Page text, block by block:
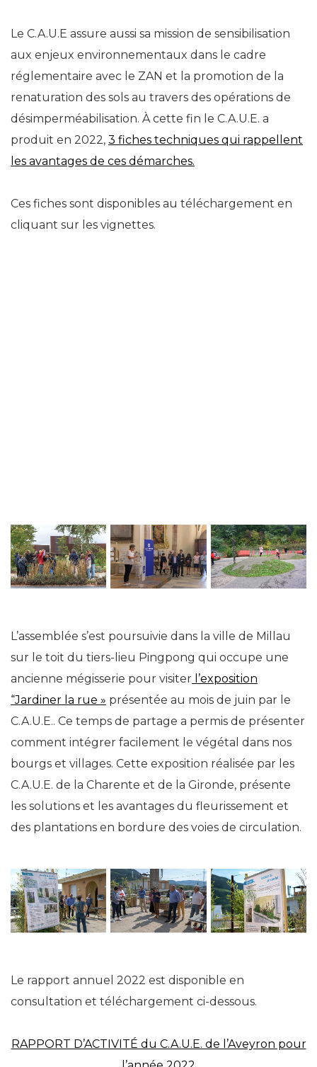
Le C.A.U.E assure aussi sa mission de sensibilisation
aux enjeux environnementaux dans le cadre
réglementaire avec le ZAN et la promotion de la
renaturation des sols au travers des opérations de
désimperméabilisation. À cette fin le C.A.U.E. a
produit en 2022, 3 fiches techniques qui rappellent
les avantages de ces démarches.
Ces fiches sont disponibles au téléchargement en
cliquant sur les vignettes.
L’assemblée s’est poursuivie dans la ville de Millau
sur le toit du tiers-lieu Pingpong qui occupe une
ancienne mégisserie pour visiter l’exposition
“Jardiner la rue » présentée au mois de juin par le
C.A.U.E.. Ce temps de partage a permis de présenter
comment intégrer facilement le végétal dans nos
bourgs et villages. Cette exposition réalisée par les
C.A.U.E. de la Charente et de la Gironde, présente
les solutions et les avantages du fleurissement et
des plantations en bordure des voies de circulation.
Le rapport annuel 2022 est disponible en
consultation et téléchargement ci-dessous.
RAPPORT D’ACTIVITÉ du C.A.U.E. de l’Aveyron pour